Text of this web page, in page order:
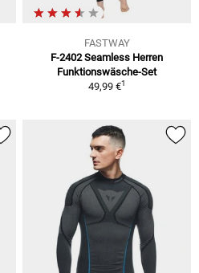
FASTWAY
F-2402 Seamless Herren
Funktionswäsche-Set
49,99 €1